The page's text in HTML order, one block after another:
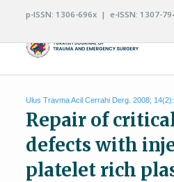
p-ISSN: 1306-696x | e-ISSN: 1307-
Ulus Travma Acil Cerrahi Derg. 2008; 14(2):
Repair of
defects with
platelet rich